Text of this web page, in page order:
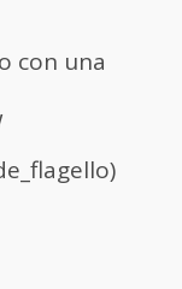
con una